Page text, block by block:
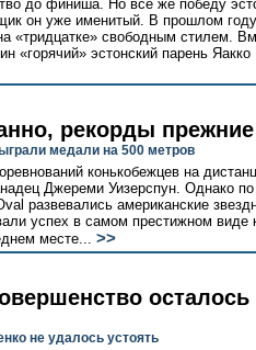
до финиша. Но все же победу
он уже именитый. В прошлом
«тридцатке» свободным стилем.
«горячий» эстонский парень
рекорды прежние
медали на 500 метров
конькобежцев на
Джереми Уизерспун. Однако по
развевались американские
успех в самом престижном виде
месте... >>
осталось
не удалось устоять